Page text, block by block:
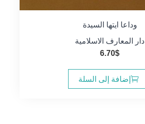
وداعا ايتها السيدة
دار المعارف الاسلامية
6.70$
إضافة إلى السلة